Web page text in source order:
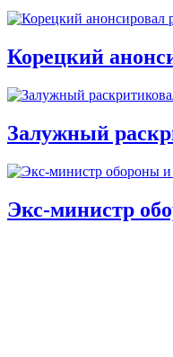
Корецкий
Залужный
Экс-министр